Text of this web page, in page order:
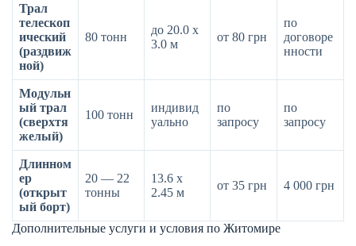
Трал
телескоп
ический
(раздвиж
ной)
80 тонн
до 20.0 х
3.0 м
от 80 грн
по
договоре
нности
Модульн
ый трал
(сверхтя
желый)
100 тонн
индивид
уально
по
запросу
по
запросу
Длинном
ер
(открыт
ый борт)
20 — 22
тонны
13.6 х
2.45 м
от 35 грн 4 000 грн
Дополнительные услуги и условия по Житомире